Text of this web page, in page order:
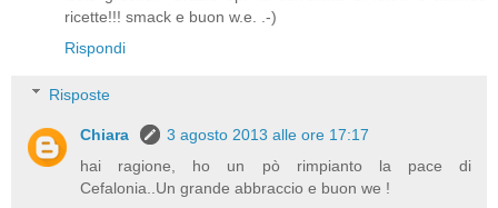
ricette!!! smack e buon w.e. .-)
Rispondi
Risposte
Chiara
3 agosto 2013 alle ore 17:17
hai ragione, ho un pò rimpianto la pace di
Cefalonia..Un grande abbraccio e buon we !